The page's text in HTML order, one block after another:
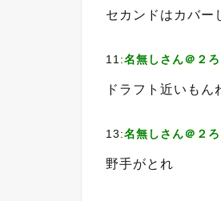
セカンドはカバー
11:名無しさん＠２
ドラフト近いもん
13:名無しさん＠２
野手がとれ